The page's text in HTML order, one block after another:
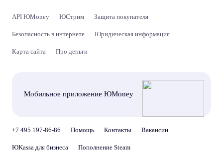
API ЮMoney ЮСтрим Защита покупателя
Безопасность в интернете Юридическая информация
Карта сайта Про деньги
Мобильное приложение ЮMoney
+7 495 197-86-86 Помощь Контакты Вакансии
ЮKassa для бизнеса Пополнение Steam